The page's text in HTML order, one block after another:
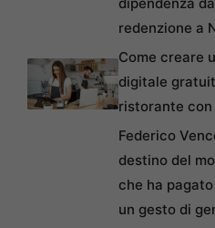
redenzione a
Come creare
digitale
ristorante con
Federico
destino del
che ha
un gesto di